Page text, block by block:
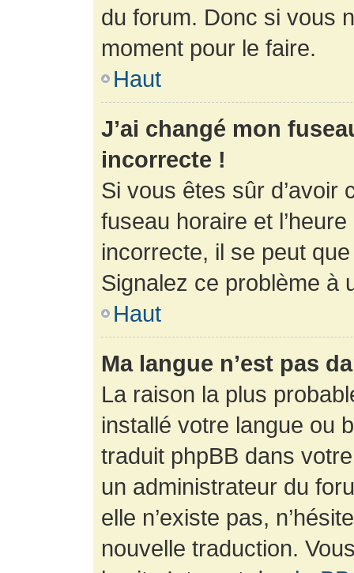
du forum. Donc si vous
moment pour le faire.
Haut
J’ai changé mon
incorrecte !
Si vous êtes sûr d’avoir
fuseau horaire et
incorrecte, il se peut
Signalez ce problème à
Haut
Ma langue n’est pas
La raison la plus
installé votre langue ou
traduit phpBB dans
un administrateur du
elle n’existe pas,
nouvelle traduction.